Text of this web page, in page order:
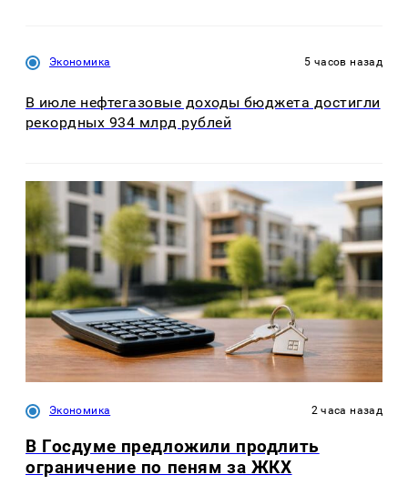
Экономика 5 часов назад
В июле нефтегазовые доходы бюджета достигли
рекордных 934 млрд рублей
Экономика 2 часа назад
В Госдуме предложили продлить
ограничение по пеням за ЖКХ